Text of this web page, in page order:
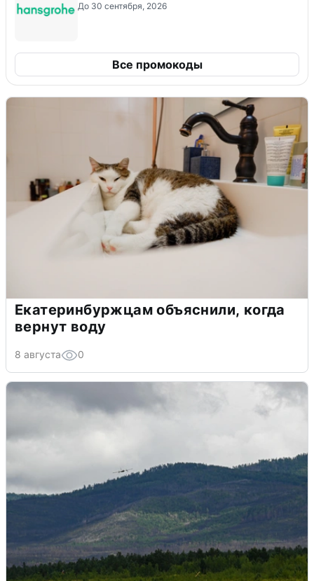
До 30 сентября, 2026
Все промокоды
Екатеринбуржцам объяснили, когда
вернут воду
8 августа 0